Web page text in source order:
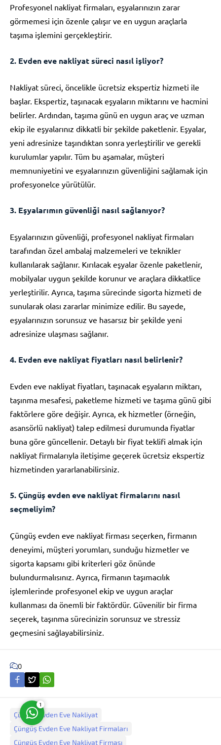
Profesyonel nakliyat firmaları, eşyalarınızın zarar
görmemesi için özenle çalışır ve en uygun araçlarla
taşıma işlemini gerçekleştirir.
2. Evden eve nakliyat süreci nasıl işliyor?
Nakliyat süreci, öncelikle ücretsiz ekspertiz hizmeti ile
başlar. Ekspertiz, taşınacak eşyaların miktarını ve hacmini
belirler. Ardından, taşıma günü en uygun araç ve uzman
ekip ile eşyalarınız dikkatli bir şekilde paketlenir. Eşyalar,
yeni adresinize taşındıktan sonra yerleştirilir ve gerekli
kurulumlar yapılır. Tüm bu aşamalar, müşteri
memnuniyetini ve eşyalarınızın güvenliğini sağlamak için
profesyonelce yürütülür.
3. Eşyalarımın güvenliği nasıl sağlanıyor?
Eşyalarınızın güvenliği, profesyonel nakliyat firmaları
tarafından özel ambalaj malzemeleri ve teknikler
kullanılarak sağlanır. Kırılacak eşyalar özenle paketlenir,
mobilyalar uygun şekilde korunur ve araçlara dikkatlice
yerleştirilir. Ayrıca, taşıma sürecinde sigorta hizmeti de
sunularak olası zararlar minimize edilir. Bu sayede,
eşyalarınızın sorunsuz ve hasarsız bir şekilde yeni
adresinize ulaşması sağlanır.
4. Evden eve nakliyat fiyatları nasıl belirlenir?
Evden eve nakliyat fiyatları, taşınacak eşyaların miktarı,
taşınma mesafesi, paketleme hizmeti ve taşıma günü gibi
faktörlere göre değişir. Ayrıca, ek hizmetler (örneğin,
asansörlü nakliyat) talep edilmesi durumunda fiyatlar
buna göre güncellenir. Detaylı bir fiyat teklifi almak için
nakliyat firmalarıyla iletişime geçerek ücretsiz ekspertiz
hizmetinden yararlanabilirsiniz.
5. Çüngüş evden eve nakliyat firmalarını nasıl
seçmeliyim?
Çüngüş evden eve nakliyat firması seçerken, firmanın
deneyimi, müşteri yorumları, sunduğu hizmetler ve
sigorta kapsamı gibi kriterleri göz önünde
bulundurmalısınız. Ayrıca, firmanın taşımacılık
işlemlerinde profesyonel ekip ve uygun araçlar
kullanması da önemli bir faktördür. Güvenilir bir firma
seçerek, taşınma sürecinizin sorunsuz ve stressiz
geçmesini sağlayabilirsiniz.
0
Çüngüş Evden Eve Nakliyat
Çüngüş Evden Eve Nakliyat Firmaları
Çüngüş Evden Eve Nakliyat Firması
1